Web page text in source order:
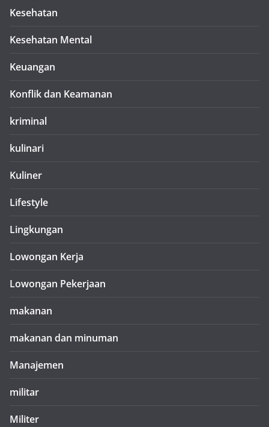
Kesehatan
Kesehatan Mental
Keuangan
Konflik dan Keamanan
kriminal
kulinari
Kuliner
Lifestyle
Lingkungan
Lowongan Kerja
Lowongan Pekerjaan
makanan
makanan dan minuman
Manajemen
militar
Militer